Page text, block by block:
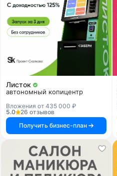
Листок
автономный копицентр
Вложения от 435 000 ₽
5.0
26 отзывов
Получить бизнес-план